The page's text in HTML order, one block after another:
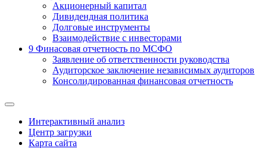
Акционерный капитал
Дивидендная политика
Долговые инструменты
Взаимодействие с инвеcторами
9 Финасовая отчетность по МСФО
Заявление об ответственности руководства
Аудиторское заключение независимых аудиторов
Консолидированная финансовая отчетность
Интерактивный анализ
Центр загрузки
Карта сайта